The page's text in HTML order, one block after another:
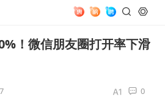
！微信朋友圈打开率下滑
0